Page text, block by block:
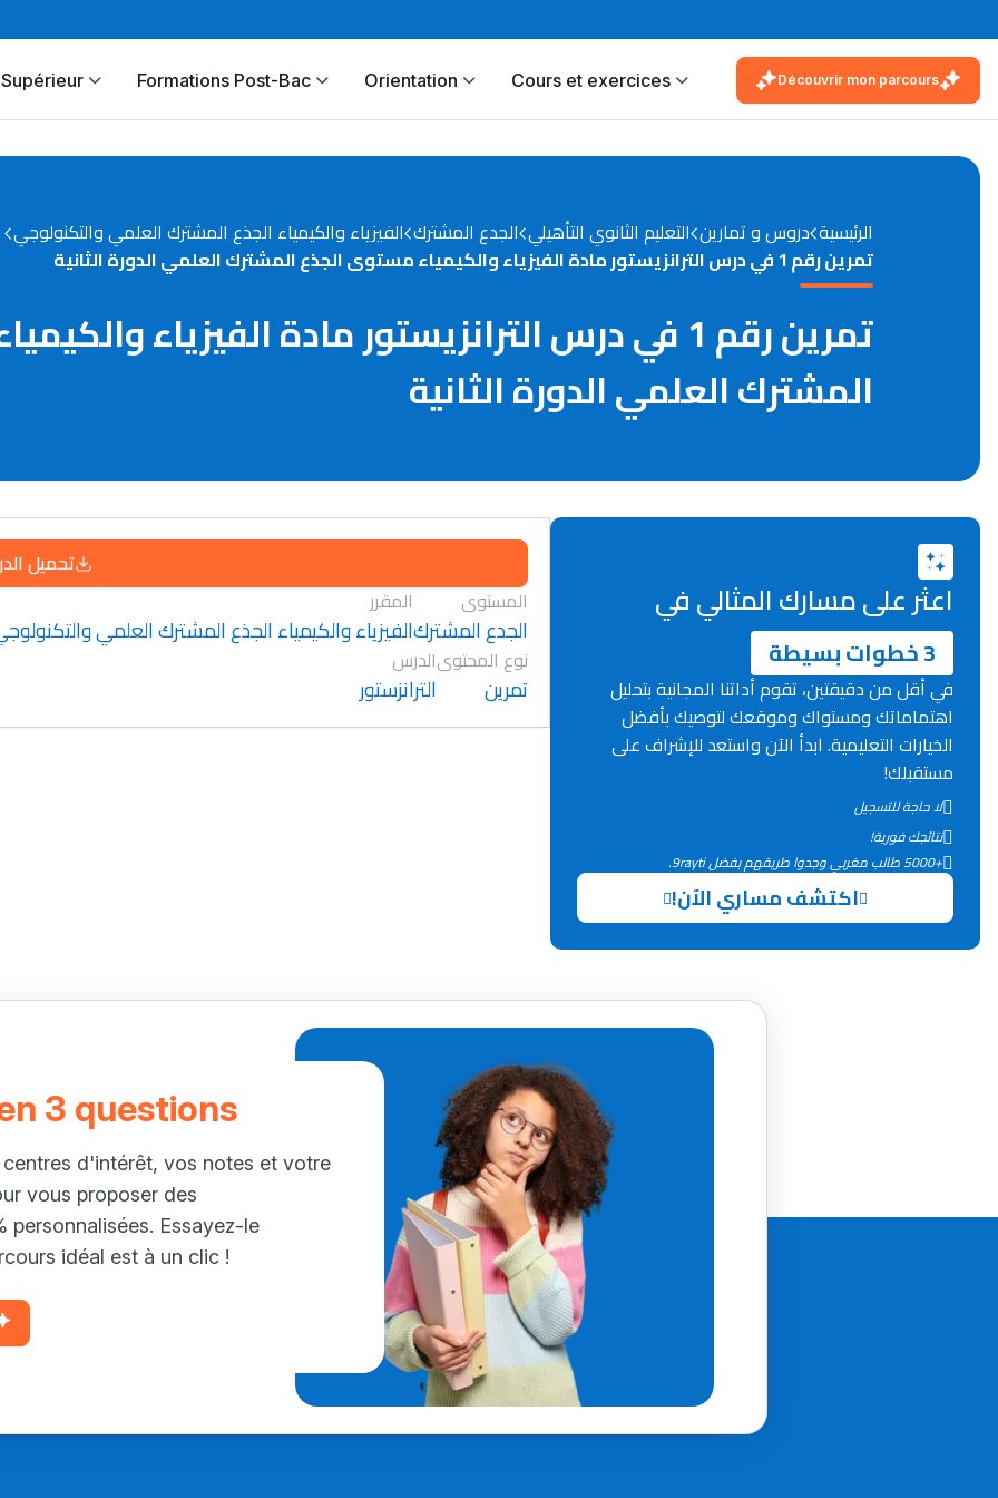
Formations Post-Bac Orientation Cours et exercices Découvrir mon parcours
الرئيسية دروس و تمارين التعليم الثانوي التأهيلي الجدع المشترك الفيزياء والكيمياء الجذع المشترك العلمي والتكنولوجي
تمرين رقم 1 في درس الترانزيستور مادة الفيزياء والكيمياء مستوى الجذع المشترك العلمي الدورة الثانية
تمرين رقم 1 في درس الترانزيستور مادة الفيزياء
المشترك العلمي الدورة الثانية
تحميل
المستوى
الجدع المشترك
المقرر
الفيزياء والكيمياء الجذع المشترك العلمي
نوع المحتوى
تمرين
الدرس
الترانزستور
اعثر على مسارك المثالي في
3 خطوات بسيطة
في أقل من دقيقتين، تقوم أداتنا المجانية بتحليل
اهتماماتك ومستواك وموقعك لتوصيك بأفضل
الخيارات التعليمية. ابدأ الآن واستعد للإشراف على
مستقبلك!
لا حاجة للتسجيل
نتائجك فورية!
+5000 طالب مغربي وجدوا طريقهم بفضل 9rayti.
اكتشف مساري الآن!
3 questions
d'intérêt, vos notes et votre
vous proposer des
personnalisées. Essayez-le
idéal est à un clic !